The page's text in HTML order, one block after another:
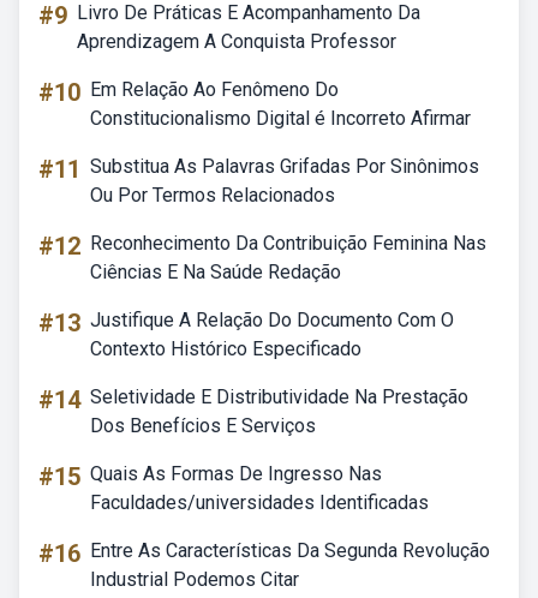
#9 Livro De Práticas E Acompanhamento Da
Aprendizagem A Conquista Professor
#10 Em Relação Ao Fenômeno Do
Constitucionalismo Digital é Incorreto Afirmar
#11 Substitua As Palavras Grifadas Por Sinônimos
Ou Por Termos Relacionados
#12 Reconhecimento Da Contribuição Feminina Nas
Ciências E Na Saúde Redação
#13 Justifique A Relação Do Documento Com O
Contexto Histórico Especificado
#14 Seletividade E Distributividade Na Prestação
Dos Benefícios E Serviços
#15 Quais As Formas De Ingresso Nas
Faculdades/universidades Identificadas
#16 Entre As Características Da Segunda Revolução
Industrial Podemos Citar